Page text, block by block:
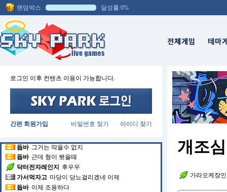
랜덤박스 달성률 0%
로그인 이후 컨텐츠 이용이 가능합니다.
간편 회원가입 아이디 찾기
비밀번호 찾기
채팅방에 입장하셨습니다.
이제트레이드는 없지
돕바 문 잠겻음
가서먹자고 대이동은 가능
민족대이동이면
닥터전자레인지
ㅋㅋㅋㅋㅋㅋㅋㅋㅋㅋㅋㅋㅋ
닥터전자레인지
ㅋㅋㅋㅋㅋㅋㅋㅋ
돕바 그거는 막을수 없지
돕바 근데 형이 봣을때
닥터전자레인지
후우우
가서먹자고 마당이 당뇨걸리겠네 이제
돕바 이제 조용하다
개조
가라오케장인